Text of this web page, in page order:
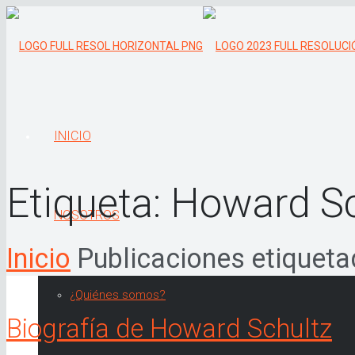
INICIO
NOSOTROS
¿Quiénes somos?
Etiqueta: Howard
Inicio Publicaciones
Biografía de Howard Schultz